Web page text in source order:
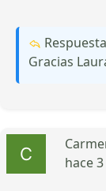
Gracias
hace